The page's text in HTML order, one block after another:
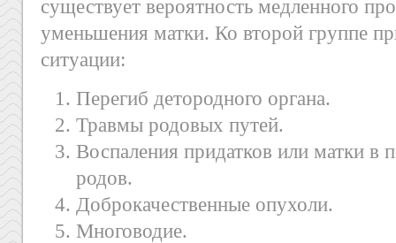
существует вероятность медленного
уменьшения матки. Ко второй группе
ситуации:
Перегиб детородного органа.
Травмы родовых путей.
Воспаления придатков или матки в
родов.
Доброкачественные опухоли.
Многоводие.